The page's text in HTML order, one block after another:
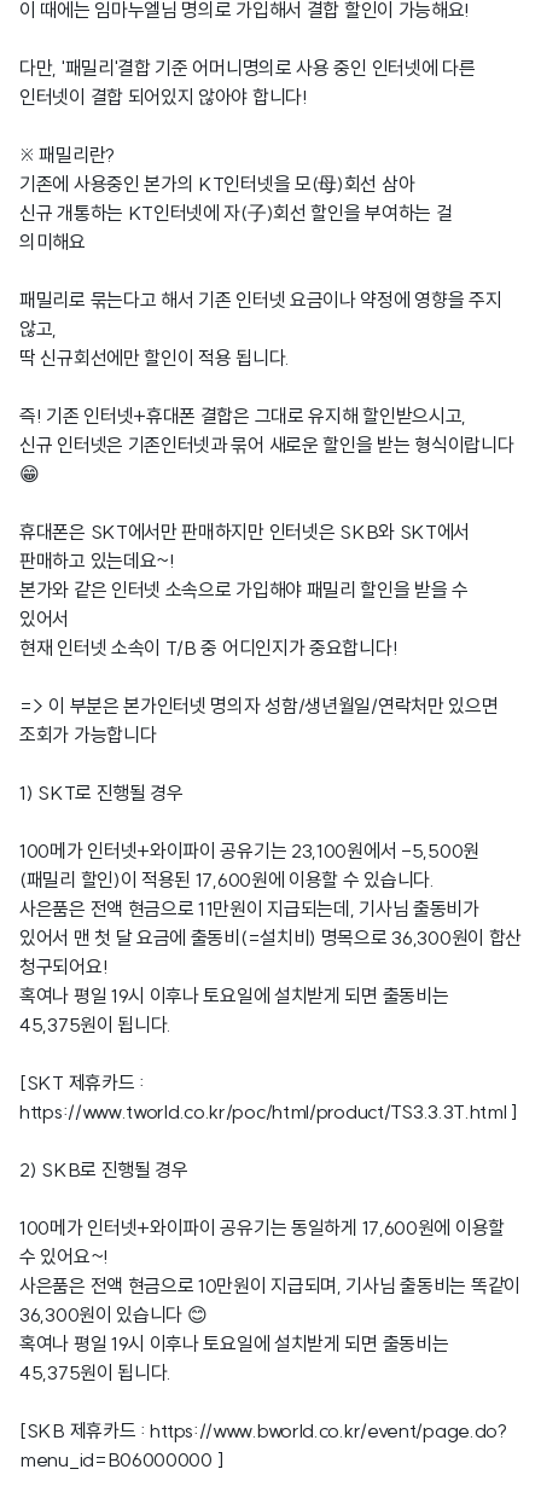
이 때에는 임마누엘님 명의로 가입해서 결합 할인이 가능해요!
다만, '패밀리'결합 기준 어머니명의로 사용 중인 인터넷에 다른
인터넷이 결합 되어있지 않아야 합니다!
※ 패밀리란?
기존에 사용중인 본가의 KT인터넷을 모(母)회선 삼아
신규 개통하는 KT인터넷에 자(子)회선 할인을 부여하는 걸
의미해요
패밀리로 묶는다고 해서 기존 인터넷 요금이나 약정에 영향을 주지
않고,
딱 신규회선에만 할인이 적용 됩니다.
즉! 기존 인터넷+휴대폰 결합은 그대로 유지해 할인받으시고,
신규 인터넷은 기존인터넷과 묶어 새로운 할인을 받는 형식이랍니다
😁
휴대폰은 SKT에서만 판매하지만 인터넷은 SKB와 SKT에서
판매하고 있는데요~!
본가와 같은 인터넷 소속으로 가입해야 패밀리 할인을 받을 수
있어서
현재 인터넷 소속이 T/B 중 어디인지가 중요합니다!
=> 이 부분은 본가인터넷 명의자 성함/생년월일/연락처만 있으면
조회가 가능합니다
1) SKT로 진행될 경우
100메가 인터넷+와이파이 공유기는 23,100원에서 -5,500원
(패밀리 할인)이 적용된 17,600원에 이용할 수 있습니다.
사은품은 전액 현금으로 11만원이 지급되는데, 기사님 출동비가
있어서 맨 첫 달 요금에 출동비(=설치비) 명목으로 36,300원이 합산
청구되어요!
혹여나 평일 19시 이후나 토요일에 설치받게 되면 출동비는
45,375원이 됩니다.
[SKT 제휴카드 :
https://www.tworld.co.kr/poc/html/product/TS3.3.3T.html ]
2) SKB로 진행될 경우
100메가 인터넷+와이파이 공유기는 동일하게 17,600원에 이용할
수 있어요~!
사은품은 전액 현금으로 10만원이 지급되며, 기사님 출동비는 똑같이
36,300원이 있습니다 😊
혹여나 평일 19시 이후나 토요일에 설치받게 되면 출동비는
45,375원이 됩니다.
[SKB 제휴카드 :https://www.bworld.co.kr/event/page.do?
menu_id=B06000000 ]